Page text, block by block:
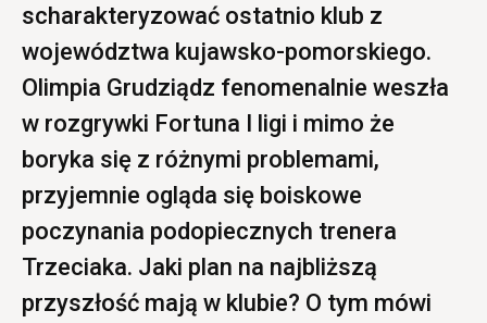
scharakteryzować ostatnio klub z
województwa kujawsko-pomorskiego.
Olimpia Grudziądz fenomenalnie weszła
w rozgrywki Fortuna I ligi i mimo że
boryka się z różnymi problemami,
przyjemnie ogląda się boiskowe
poczynania podopiecznych trenera
Trzeciaka. Jaki plan na najbliższą
przyszłość mają w klubie? O tym mówi